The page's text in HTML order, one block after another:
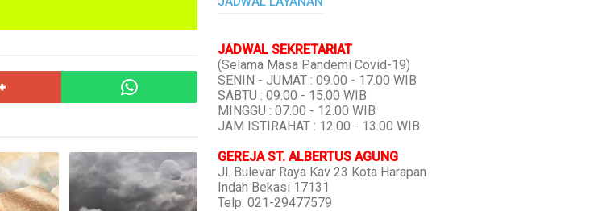
JADWAL SEKRETARIAT
(Selama Masa Pandemi Covid-19)
SENIN - JUMAT : 09.00 - 17.00 WIB
SABTU : 09.00 - 15.00 WIB
MINGGU : 07.00 - 12.00 WIB
JAM ISTIRAHAT : 12.00 - 13.00 WIB
GEREJA ST. ALBERTUS AGUNG
Jl. Bulevar Raya Kav 23 Kota Harapan
Indah Bekasi 17131
Telp. 021-29477579